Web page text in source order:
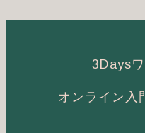
3Days
オンライン入